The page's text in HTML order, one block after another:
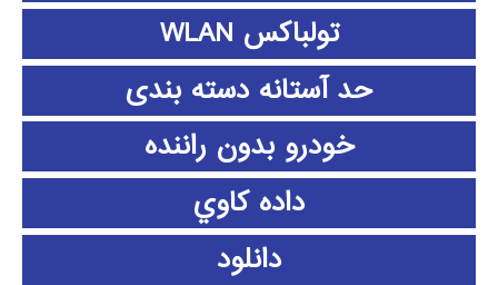
تولباکس WLAN
حد آستانه دسته بندی
خودرو بدون راننده
داده كاوي
دانلود